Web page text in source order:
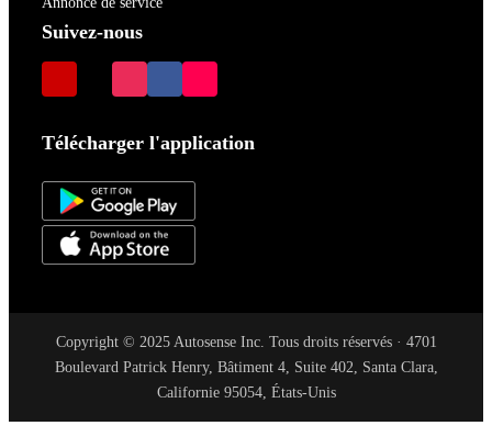
Suivez-nous
Télécharger l'application
Copyright © 2025 Autosense Inc. Tous droits réservés · 4701
Boulevard Patrick Henry, Bâtiment 4, Suite 402, Santa Clara,
Californie 95054, États-Unis